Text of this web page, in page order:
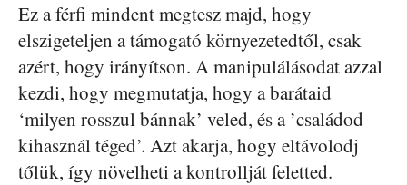
Ez a férfi mindent megtesz majd, hogy
elszigeteljen a támogató környezetedtől, csak
azért, hogy irányítson. A manipulálásodat azzal
kezdi, hogy megmutatja, hogy a barátaid
‘milyen rosszul bánnak’ veled, és a ’családod
kihasznál téged’. Azt akarja, hogy eltávolodj
tőlük, így növelheti a kontrollját feletted.